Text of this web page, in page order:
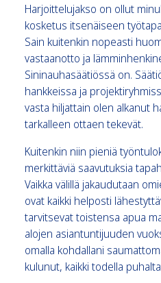
Harjoittelujakso on ollut
kosketus itsenäiseen
Sain kuitenkin nopeasti
vastaanotto ja
Sininauhasäätiössä on.
hankkeissa ja
vasta hiljattain olen alkanut
tarkalleen ottaen tekevät.
Kuitenkin niin pieniä
merkittäviä saavutuksia
Vaikka välillä jakaudutaan
ovat kaikki helposti
tarvitsevat toistensa apua
alojen asiantuntijuuden
omalla kohdallani
kulunut, kaikki todella